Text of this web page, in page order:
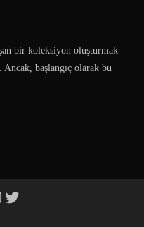
bir koleksiyon oluşturmak
başlangıç olarak bu
Twitter